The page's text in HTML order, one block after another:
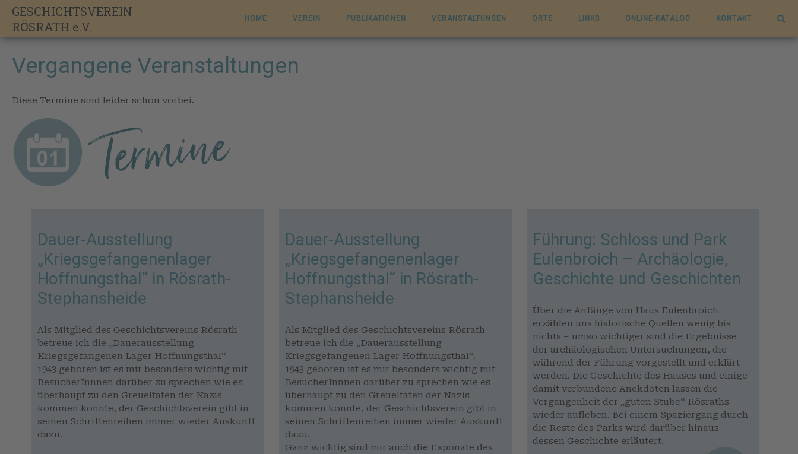
Skip
content
GESCHICHTSVEREIN
RÖSRATH e.V.
HOME VEREIN PUBLIKATIONEN VERANSTALTUNGEN ORTE LINKS ONLINE-KATALOG KONTAKT
Vergangene Veranstaltungen
Diese Termine sind leider schon vorbei.
Dauer-Ausstellung
„Kriegsgefangenenlager
Hoffnungsthal“ in Rösrath-
Stephansheide
Als Mitglied des Geschichtsvereins Rösrath
betreue ich die „Dauerausstellung
Kriegsgefangenen Lager Hoffnungsthal“
1943 geboren ist es mir besonders wichtig mit
BesucherInnnen darüber zu sprechen wie es
überhaupt zu den Greueltaten der Nazis
kommen konnte, der Geschichtsverein gibt in
seinen Schriftenreihen immer wieder Auskunft
dazu.
Dauer-Ausstellung
„Kriegsgefangenenlager
Hoffnungsthal“ in Rösrath-
Stephansheide
Als Mitglied des Geschichtsvereins Rösrath
betreue ich die „Dauerausstellung
Kriegsgefangenen Lager Hoffnungsthal“.
1943 geboren ist es mir besonders wichtig mit
BesucherInnnen darüber zu sprechen wie es
überhaupt zu den Greueltaten der Nazis
kommen konnte, der Geschichtsverein gibt in
seinen Schriftenreihen immer wieder Auskunft
dazu.
Ganz wichtig sind mir auch die Exponate des
Führung: Schloss und Park
Eulenbroich – Archäologie,
Geschichte und Geschichten
Über die Anfänge von Haus Eulenbroich
erzählen uns historische Quellen wenig bis
nichts – umso wichtiger sind die Ergebnisse
der archäologischen Untersuchungen, die
während der Führung vorgestellt und erklärt
werden. Die Geschichte des Hauses und einige
damit verbundene Anekdoten lassen die
Vergangenheit der „guten Stube“ Rösraths
wieder aufleben. Bei einem Spaziergang durch
die Reste des Parks wird darüber hinaus
dessen Geschichte erläutert.